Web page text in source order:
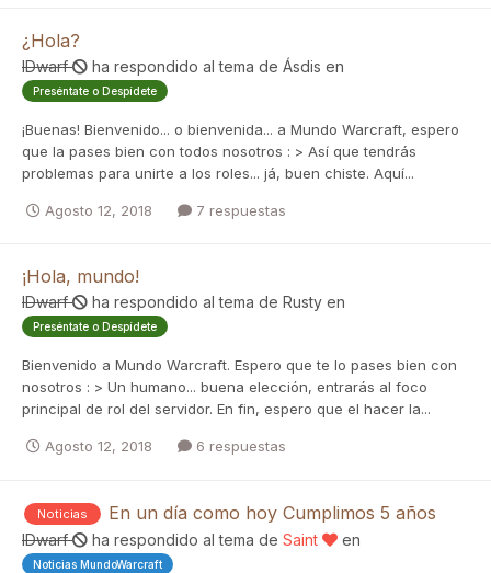
¿Hola?
IDwarf ha respondido al tema de Ásdis en
Preséntate o Despídete
¡Buenas! Bienvenido... o bienvenida... a Mundo Warcraft, espero
que la pases bien con todos nosotros : > Así que tendrás
problemas para unirte a los roles... já, buen chiste. Aquí...
Agosto 12, 2018 7 respuestas
¡Hola, mundo!
IDwarf ha respondido al tema de Rusty en
Preséntate o Despídete
Bienvenido a Mundo Warcraft. Espero que te lo pases bien con
nosotros : > Un humano... buena elección, entrarás al foco
principal de rol del servidor. En fin, espero que el hacer la...
Agosto 12, 2018 6 respuestas
Noticias En un día como hoy Cumplimos 5 años
IDwarf ha respondido al tema de Saint en
Noticias MundoWarcraft